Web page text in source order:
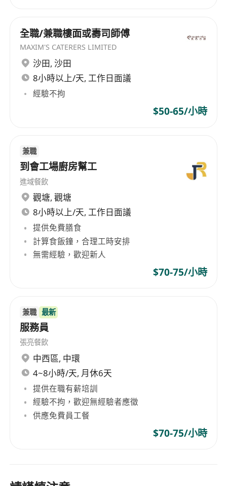
全職/兼職樓面或壽司師傅
MAXIM'S CATERERS LIMITED
沙田, 沙田
8小時以上/天, 工作日面議
經驗不拘
$50-65/小時
兼職
到會工場廚房幫工
進域餐飲
觀塘, 觀塘
8小時以上/天, 工作日面議
提供免費膳食
計算食飯鐘，合理工時安排
無需經驗，歡迎新人
$70-75/小時
兼職 最新
服務員
張亮餐飲
中西區, 中環
4~8小時/天, 月休6天
提供在職有薪培訓
經驗不拘，歡迎無經驗者應徵
供應免費員工餐
$70-75/小時